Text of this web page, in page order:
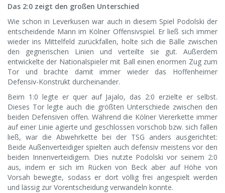
Das 2:0 zeigt den großen Unterschied
Wie schon in Leverkusen war auch in diesem Spiel Podolski der
entscheidende Mann im Kölner Offensivspiel. Er ließ sich immer
wieder ins Mittelfeld zurückfallen, holte sich die Bälle zwischen
den gegnerischen Linien und verteilte sie gut. Außerdem
entwickelte der Nationalspieler mit Ball einen enormen Zug zum
Tor und brachte damit immer wieder das Hoffenheimer
Defensiv-Konstrukt durcheinander.
Beim 1:0 legte er quer auf Jajalo, das 2:0 erzielte er selbst.
Dieses Tor legte auch die größten Unterschiede zwischen den
beiden Defensiven offen. Während die Kölner Viererkette immer
auf einer Linie agierte und geschlossen vorschob bzw. sich fallen
ließ, war die Abwehrkette bei der TSG anders ausgerichtet:
Beide Außenverteidiger spielten auch defensiv meistens vor den
beiden Innenverteidigern. Dies nutzte Podolski vor seinem 2:0
aus, indem er sich im Rücken von Beck aber auf Höhe von
Vorsah bewegte, sodass er dort völlig frei angespielt werden
und lässig zur Vorentscheidung verwandeln konnte.